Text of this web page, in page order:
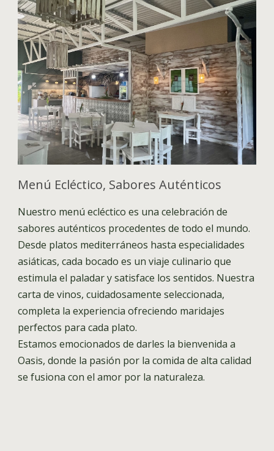
Menú Ecléctico, Sabores Auténticos
Nuestro menú ecléctico es una celebración de
sabores auténticos procedentes de todo el mundo.
Desde platos mediterráneos hasta especialidades
asiáticas, cada bocado es un viaje culinario que
estimula el paladar y satisface los sentidos. Nuestra
carta de vinos, cuidadosamente seleccionada,
completa la experiencia ofreciendo maridajes
perfectos para cada plato.
Estamos emocionados de darles la bienvenida a
Oasis, donde la pasión por la comida de alta calidad
se fusiona con el amor por la naturaleza.